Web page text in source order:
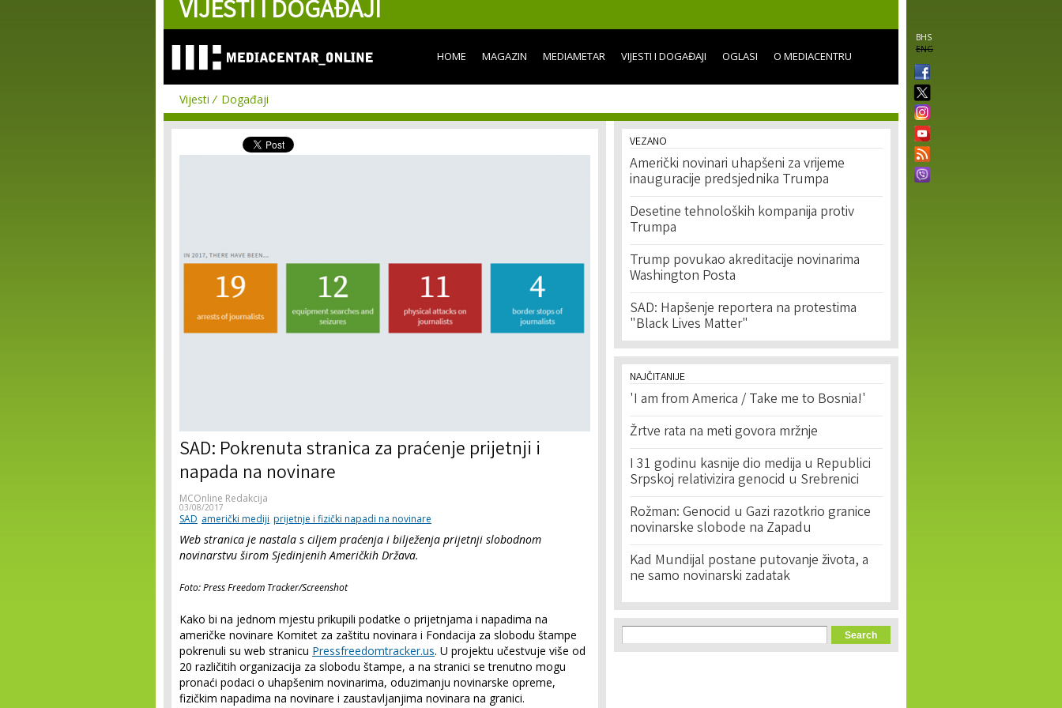
content
VIJESTI I DOGAĐAJI
BHS
ENG
HOME MAGAZIN MEDIAMETAR VIJESTI I DOGAĐAJI OGLASI O MEDIACENTRU
Vijesti Događaji
SAD: Pokrenuta stranica za praćenje prijetnji i
napada na novinare
MCOnline Redakcija
03/08/2017
SAD američki mediji prijetnje i fizički napadi na novinare
Web stranica je nastala s ciljem praćenja i bilježenja prijetnji slobodnom
novinarstvu širom Sjedinjenih Američkih Država.
Foto: Press Freedom Tracker/Screenshot
Kako bi na jednom mjestu prikupili podatke o prijetnjama i napadima na
američke novinare Komitet za zaštitu novinara i Fondacija za slobodu štampe
pokrenuli su web stranicu Pressfreedomtracker.us. U projektu učestvuje više od
20 različitih organizacija za slobodu štampe, a na stranici se trenutno mogu
pronaći podaci o uhapšenim novinarima, oduzimanju novinarske opreme,
fizičkim napadima na novinare i zaustavljanjima novinara na granici.
VEZANO
Američki novinari uhapšeni za vrijeme
inauguracije predsjednika Trumpa
Desetine tehnoloških kompanija protiv
Trumpa
Trump povukao akreditacije novinarima
Washington Posta
SAD: Hapšenje reportera na protestima
"Black Lives Matter"
NAJČITANIJE
'I am from America / Take me to Bosnia!'
Žrtve rata na meti govora mržnje
I 31 godinu kasnije dio medija u Republici
Srpskoj relativizira genocid u Srebrenici
Rožman: Genocid u Gazi razotkrio granice
novinarske slobode na Zapadu
Kad Mundijal postane putovanje života, a
ne samo novinarski zadatak
Search form
Search